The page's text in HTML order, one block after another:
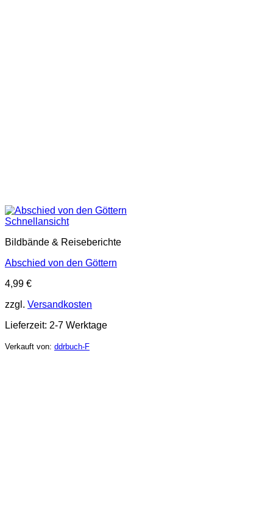
Schnellansicht
Bildbände & Reiseberichte
Abschied von den Göttern
4,99 €
zzgl. Versandkosten
Lieferzeit: 2-7 Werktage
Verkauft von: ddrbuch-F